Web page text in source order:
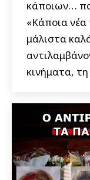
κάποιων…
«Κάποια νέα
μάλιστα
κινήματα,